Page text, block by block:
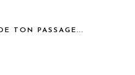
TON PASSAGE...